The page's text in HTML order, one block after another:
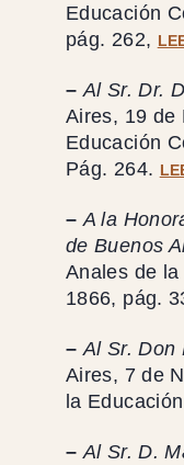
Educación
pág. 262,
–Al Sr. Dr.
Αires, 19 de
Educación
Pág. 264.
–A la
de Buenos
Anales de la
1866, pág.
–Al Sr. Don
Aires, 7 de
la
–Al Sr. D.